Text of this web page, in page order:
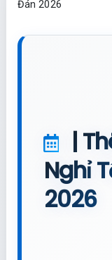
Đán 2026
|
Nghỉ
2026